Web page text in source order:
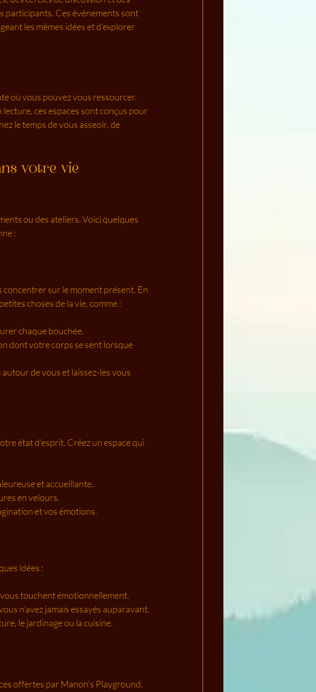
participants. Ces événements sont
les mêmes idées et d'explorer
où vous pouvez vous ressourcer.
ces espaces sont conçus pour
le temps de vous asseoir, de
votre vie
ou des ateliers. Voici quelques
:
concentrer sur le moment présent. En
choses de la vie, comme :
chaque bouchée.
dont votre corps se sent lorsque
de vous et laissez-les vous
état d'esprit. Créez un espace qui
et accueillante.
en velours.
et vos émotions.
idées :
touchent émotionnellement.
n'avez jamais essayés auparavant.
le jardinage ou la cuisine.
offertes par Manon's Playground.